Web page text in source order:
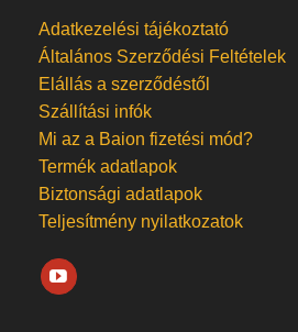
Adatkezelési tájékoztató
Általános Szerződési Feltételek
Elállás a szerződéstől
Szállítási infók
Mi az a Baion fizetési mód?
Termék adatlapok
Biztonsági adatlapok
Teljesítmény nyilatkozatok